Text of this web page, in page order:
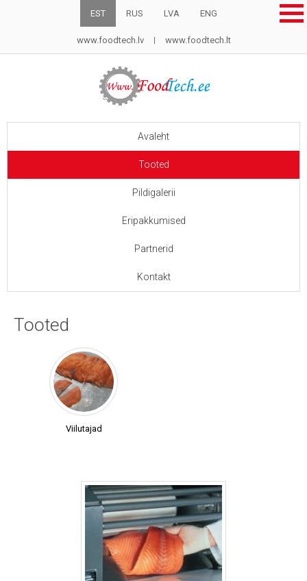
EST RUS LVA ENG
www.foodtech.lv www.foodtech.lt
Avaleht
Tooted
Pildigalerii
Eripakkumised
Partnerid
Kontakt
Tooted
Viilutajad